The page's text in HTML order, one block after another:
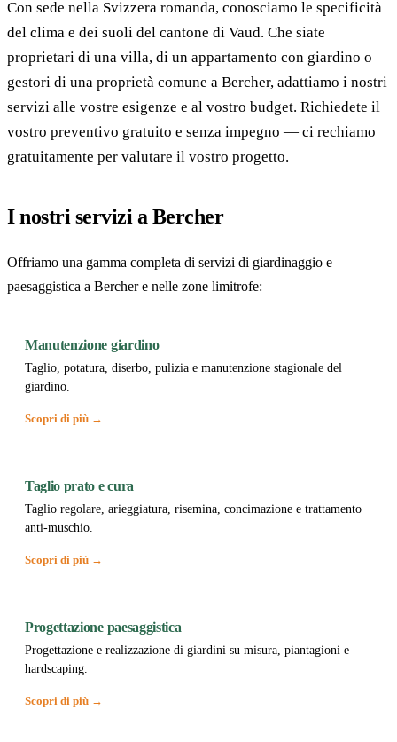
Con sede nella Svizzera romanda, conosciamo le specificità
del clima e dei suoli del cantone di Vaud. Che siate
proprietari di una villa, di un appartamento con giardino o
gestori di una proprietà comune a Bercher, adattiamo i nostri
servizi alle vostre esigenze e al vostro budget. Richiedete il
vostro preventivo gratuito e senza impegno — ci rechiamo
gratuitamente per valutare il vostro progetto.
I nostri servizi a Bercher
Offriamo una gamma completa di servizi di giardinaggio e
paesaggistica a Bercher e nelle zone limitrofe:
Manutenzione giardino
Taglio, potatura, diserbo, pulizia e manutenzione stagionale del
giardino.
Scopri di più →
Taglio prato e cura
Taglio regolare, arieggiatura, risemina, concimazione e trattamento
anti-muschio.
Scopri di più →
Progettazione paesaggistica
Progettazione e realizzazione di giardini su misura, piantagioni e
hardscaping.
Scopri di più →